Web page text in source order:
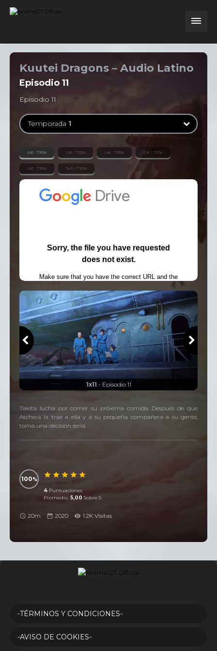
Kuutei Dragons – Audio Latino
Episodio 11
Episodio 11
Temporada 1
Temporada1
12 Episodios
Lat - 720p Lat - 720p Lat - 720p Lat - 720p
Lat - 720p Sub - 720p
1x11 - Episodio 11
Takita lucha por comer su próxima comida. Después de que
Aschera la trae a ella y a su pequeña compañera a su gente,
toma una decisión seria.
100
4 Puntuaciones
Promedio: 5,00 Sobre 5
20m 2020 1.2K Visitas
-TÉRMINOS Y CONDICIONES-
-AVISO DE COOKIES-